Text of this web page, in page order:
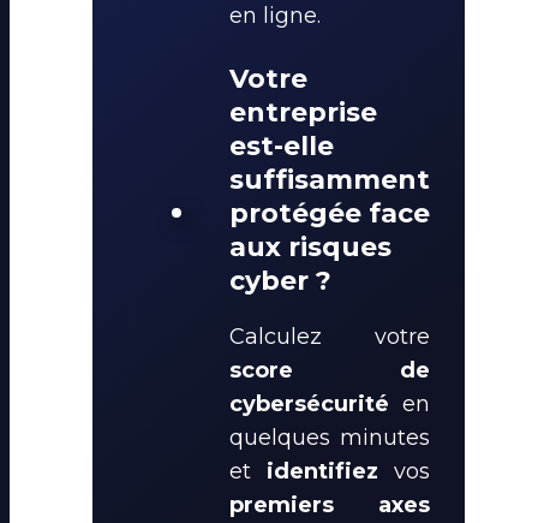
en ligne.
Votre
entreprise
est-elle
suffisamment
protégée face
aux risques
cyber ?
Calculez votre
score de
cybersécurité en
quelques minutes
et identifiez vos
premiers axes